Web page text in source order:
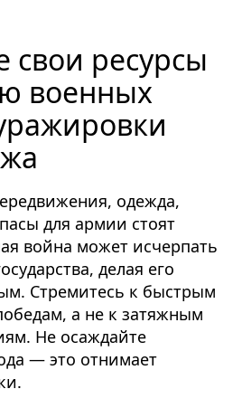
свои ресурсы
военных
одежда,
для армии стоят
война может исчерпать
делая его
Стремитесь к быстрым
а не к затяжным
Не осаждайте
— это отнимает